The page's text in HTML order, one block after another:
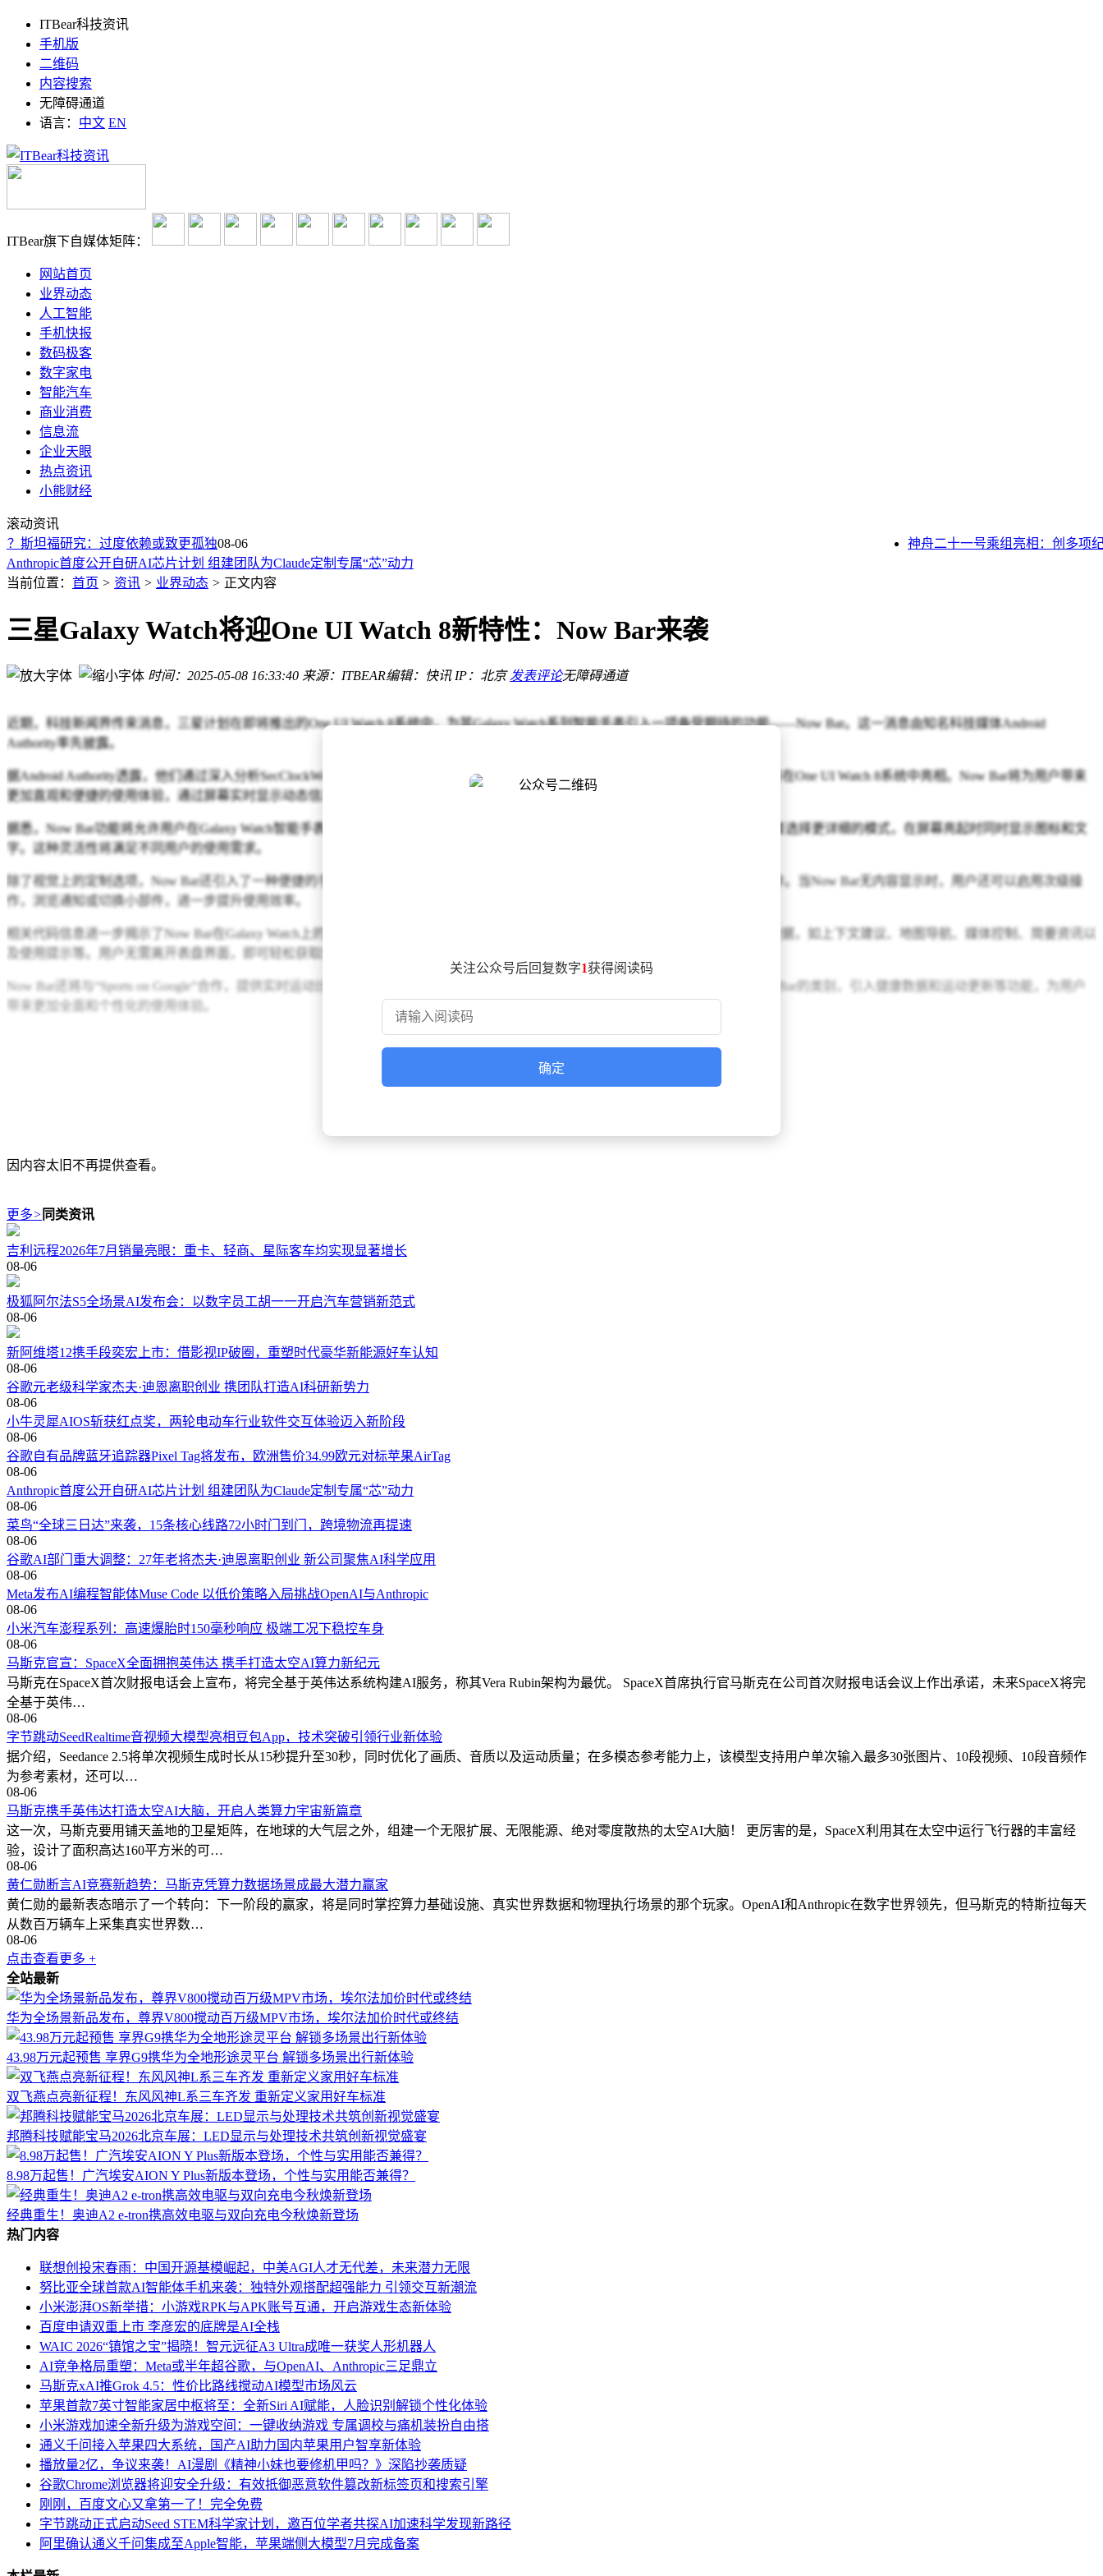
ITBear科技资讯
手机版
二维码
内容搜索
无障碍通道
语言： 中文 EN
ITBear旗下自媒体矩阵：
网站首页
业界动态
人工智能
手机快报
数码极客
数字家电
智能汽车
商业消费
信息流
企业天眼
热点资讯
小熊财经
滚动资讯
坦福研究：过度依赖或致更孤独08-06 神舟二十一号乘组亮相：创多项纪
马斯克携手英伟达打造太空AI大脑，开启人类算力宇宙新篇章
谷歌自有品牌蓝牙追踪器Pixel Tag将发布，欧洲售价34.99欧元对标苹果AirTag
Anthropic首度公开自研AI芯片计划 组建团队为Claude定制专属“芯”动力
菜鸟“全球三日达”来袭，15条核心线路72小时门到门，跨境物流再提速
谷歌AI部门重大调整：27年老将杰夫·迪恩离职创业 新公司聚焦AI科学应用
小米汽车澎程系列：高速爆胎时150毫秒响应 极端工况下稳控车身
马斯克官宣：SpaceX全面拥抱英伟达 携手打造太空AI算力新纪元
字节跳动SeedRealtime音视频大模型亮相豆包App，技术突破引领行业新体验
马斯克携手英伟达打造太空AI大脑，开启人类算力宇宙新篇章
当前位置： 首页 > 资讯 > 业界动态 > 正文内容
三星Galaxy Watch将迎One UI Watch 8新特性：Now Bar来袭
时间：2025-05-08 16:33:40 来源：ITBEAR编辑：快讯 IP：北京 发表评论无障碍通道
近期，科技新闻界传来消息，三星计划在即将推出的One UI Watch 8系统中，为其Galaxy Watch系列智能手表引入一项备受期待的功能——Now Bar。这一消息由知名科技媒体Android
Authority率先披露。
据Android Authority透露，他们通过深入分析SecClockWorkSysUI（版本4.0.57）APK文件，发现了相关代码证据，预示着Now Bar功能将在One UI Watch 8系统中亮相。Now Bar将为用户带来
更加直观和便捷的使用体验，通过屏幕实时显示动态信息。
据悉，Now Bar功能将允许用户在Galaxy Watch智能手表上进行个性化定制。用户可以根据自己的喜好选择简洁模式，仅显示图标，或者选择更详细的模式，在屏幕亮起时同时显示图标和文
字。这种灵活性将满足不同用户的使用需求。
除了视觉上的定制选项，Now Bar还引入了一种便捷的手势操作。用户可以通过“双指捏合”手势快速打开Now Bar，无需繁琐的点击操作。当Now Bar无内容显示时，用户还可以启用次级操
作，浏览通知或切换小部件，进一步提升使用效率。
相关代码信息进一步揭示了Now Bar在Galaxy Watch上的具体应用场景。Now Bar将作为一个小部件系统，展示与用户当前情境相关的数据，如上下文建议、地图导航、媒体控制、简要资讯以
及使用提示等。用户无需离开表盘界面，即可轻松获取所需信息。
Now Bar还将与“Sports on Google”合作，提供实时运动比分，为运动爱好者带来更加贴心的服务。未来，三星还有可能进一步扩展Now Bar的类别，引入健康数据和运动更新等功能，为用户
带来更加全面和个性化的使用体验。
关注公众号后回复数字1获得阅读码
确定
因内容太旧不再提供查看。
更多> 同类资讯
吉利远程2026年7月销量亮眼：重卡、轻商、星际客车均实现显著增长
08-06
极狐阿尔法S5全场景AI发布会：以数字员工胡一一开启汽车营销新范式
08-06
新阿维塔12携手段奕宏上市：借影视IP破圈，重塑时代豪华新能源好车认知
08-06
谷歌元老级科学家杰夫·迪恩离职创业 携团队打造AI科研新势力
08-06
小牛灵犀AIOS斩获红点奖，两轮电动车行业软件交互体验迈入新阶段
08-06
谷歌自有品牌蓝牙追踪器Pixel Tag将发布，欧洲售价34.99欧元对标苹果AirTag
08-06
Anthropic首度公开自研AI芯片计划 组建团队为Claude定制专属“芯”动力
08-06
菜鸟“全球三日达”来袭，15条核心线路72小时门到门，跨境物流再提速
08-06
谷歌AI部门重大调整：27年老将杰夫·迪恩离职创业 新公司聚焦AI科学应用
08-06
Meta发布AI编程智能体Muse Code 以低价策略入局挑战OpenAI与Anthropic
08-06
小米汽车澎程系列：高速爆胎时150毫秒响应 极端工况下稳控车身
08-06
马斯克官宣：SpaceX全面拥抱英伟达 携手打造太空AI算力新纪元
马斯克在SpaceX首次财报电话会上宣布，将完全基于英伟达系统构建AI服务，称其Vera Rubin架构为最优。 SpaceX首席执行官马斯克在公司首次财报电话会议上作出承诺，未来SpaceX将完
全基于英伟…
08-06
字节跳动SeedRealtime音视频大模型亮相豆包App，技术突破引领行业新体验
据介绍，Seedance 2.5将单次视频生成时长从15秒提升至30秒，同时优化了画质、音质以及运动质量；在多模态参考能力上，该模型支持用户单次输入最多30张图片、10段视频、10段音频作
为参考素材，还可以…
08-06
马斯克携手英伟达打造太空AI大脑，开启人类算力宇宙新篇章
这一次，马斯克要用铺天盖地的卫星矩阵，在地球的大气层之外，组建一个无限扩展、无限能源、绝对零度散热的太空AI大脑！ 更厉害的是，SpaceX利用其在太空中运行飞行器的丰富经
验，设计了面积高达160平方米的可…
08-06
黄仁勋断言AI竞赛新趋势：马斯克凭算力数据场景成最大潜力赢家
黄仁勋的最新表态暗示了一个转向：下一阶段的赢家，将是同时掌控算力基础设施、真实世界数据和物理执行场景的那个玩家。OpenAI和Anthropic在数字世界领先，但马斯克的特斯拉每天
从数百万辆车上采集真实世界数…
08-06
点击查看更多 +
全站最新
华为全场景新品发布，尊界V800搅动百万级MPV市场，埃尔法加价时代或终结
43.98万元起预售 享界G9携华为全地形途灵平台 解锁多场景出行新体验
双飞燕点亮新征程！东风风神L系三车齐发 重新定义家用好车标准
邦腾科技赋能宝马2026北京车展：LED显示与处理技术共筑创新视觉盛宴
8.98万起售！广汽埃安AION Y Plus新版本登场，个性与实用能否兼得？
经典重生！奥迪A2 e-tron携高效电驱与双向充电今秋焕新登场
热门内容
联想创投宋春雨：中国开源基模崛起，中美AGI人才无代差，未来潜力无限
努比亚全球首款AI智能体手机来袭：独特外观搭配超强能力 引领交互新潮流
小米澎湃OS新举措：小游戏RPK与APK账号互通，开启游戏生态新体验
百度申请双重上市 李彦宏的底牌是AI全栈
WAIC 2026“镇馆之宝”揭晓！智元远征A3 Ultra成唯一获奖人形机器人
AI竞争格局重塑：Meta或半年超谷歌，与OpenAI、Anthropic三足鼎立
马斯克xAI推Grok 4.5：性价比路线搅动AI模型市场风云
苹果首款7英寸智能家居中枢将至：全新Siri AI赋能，人脸识别解锁个性化体验
小米游戏加速全新升级为游戏空间：一键收纳游戏 专属调校与痛机装扮自由搭
通义千问接入苹果四大系统，国产AI助力国内苹果用户智享新体验
播放量2亿，争议来袭！AI漫剧《精神小妹也要修机甲吗？》深陷抄袭质疑
谷歌Chrome浏览器将迎安全升级：有效抵御恶意软件篡改新标签页和搜索引擎
刚刚，百度文心又拿第一了！完全免费
字节跳动正式启动Seed STEM科学家计划，邀百位学者共探AI加速科学发现新路径
阿里确认通义千问集成至Apple智能，苹果端侧大模型7月完成备案